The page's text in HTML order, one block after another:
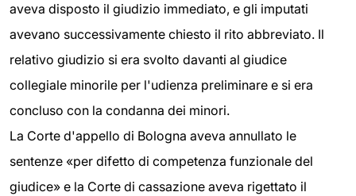
aveva disposto il giudizio immediato, e gli imputati
avevano successivamente chiesto il rito abbreviato. Il
relativo giudizio si era svolto davanti al giudice
collegiale minorile per l'udienza preliminare e si era
concluso con la condanna dei minori.
La Corte d'appello di Bologna aveva annullato le
sentenze «per difetto di competenza funzionale del
giudice» e la Corte di cassazione aveva rigettato il